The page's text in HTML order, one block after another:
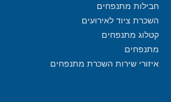
חבילות מתנפחים
השכרת ציוד לאירועים
קטלוג מתנפחים
מתנפחים
איזורי שירות השכרת מתנפחים